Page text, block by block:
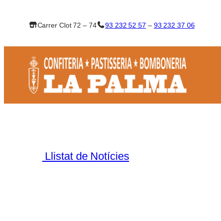
Carrer Clot 72 – 74 93 232 52 57 – 93 232 37 06
Llistat de Notícies